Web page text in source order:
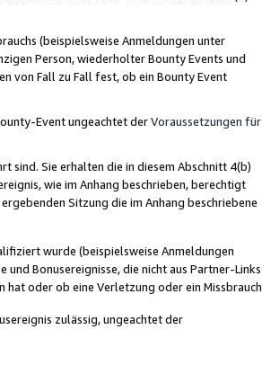
(beispielsweise Anmeldungen unter
Person, wiederholter Bounty Events und
von Fall zu Fall fest, ob ein Bounty Event
Event ungeachtet derVoraussetzungen für
sind. Sie erhalten die in diesem Abschnitt 4(b)
wie im Anhang beschrieben, berechtigt
Sitzung die im Anhang beschriebene
wurde (beispielsweise Anmeldungen
Bonusereignisse, die nicht aus Partner-Links
oder ob eine Verletzung oder ein Missbrauch
zulässig, ungeachtet der